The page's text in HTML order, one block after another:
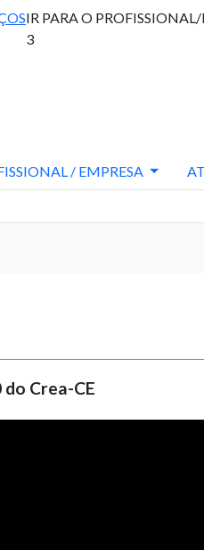
IR PARA O
3
/ EMPRESA
Crea-CE